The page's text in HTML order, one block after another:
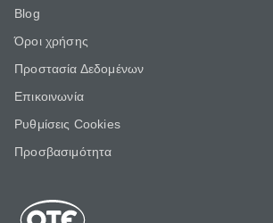
Blog
Όροι χρήσης
Προστασία Δεδομένων
Επικοινωνία
Ρυθμίσεις Cookies
Προσβασιμότητα